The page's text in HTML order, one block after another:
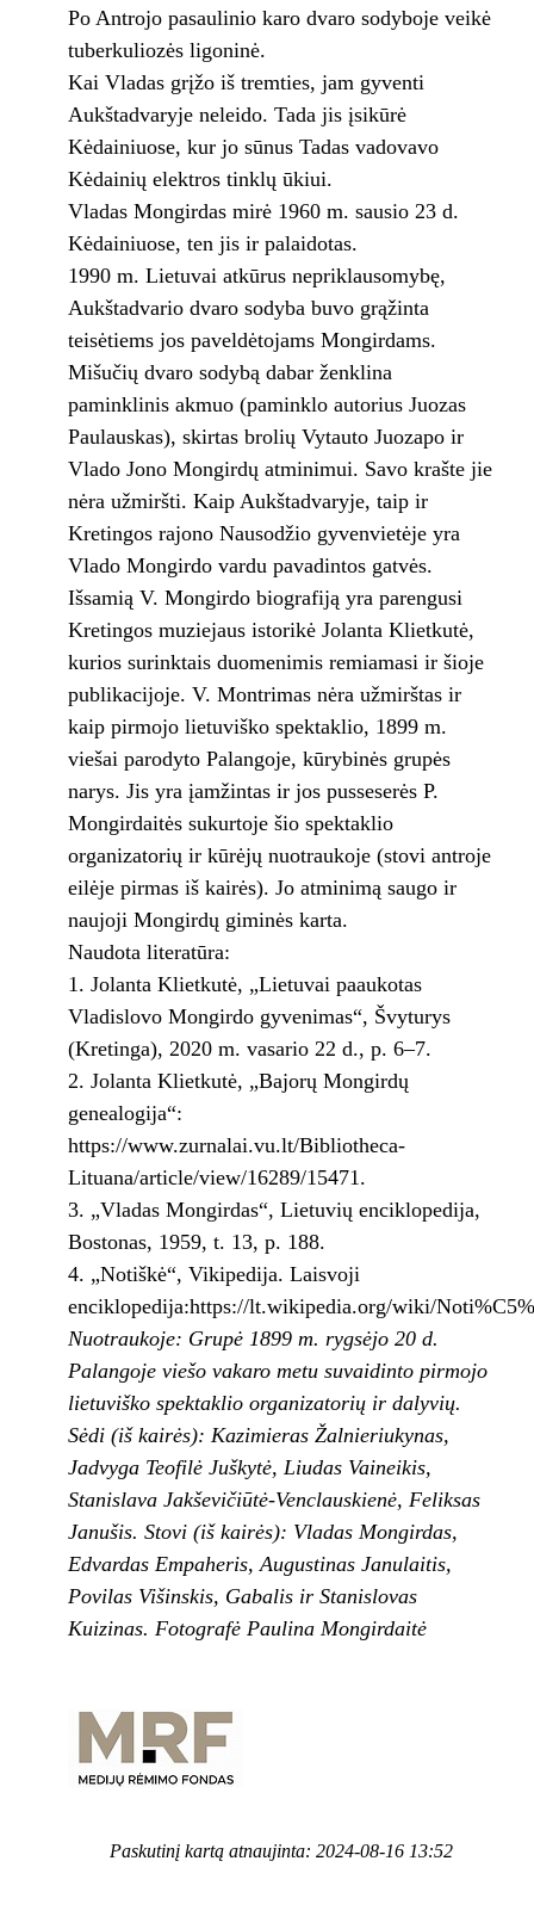
Po Antrojo pasaulinio karo dvaro sodyboje veikė
tuberkuliozės ligoninė.
Kai Vladas grįžo iš tremties, jam gyventi
Aukštadvaryje neleido. Tada jis įsikūrė
Kėdainiuose, kur jo sūnus Tadas vadovavo
Kėdainių elektros tinklų ūkiui.
Vladas Mongirdas mirė 1960 m. sausio 23 d.
Kėdainiuose, ten jis ir palaidotas.
1990 m. Lietuvai atkūrus nepriklausomybę,
Aukštadvario dvaro sodyba buvo grąžinta
teisėtiems jos paveldėtojams Mongirdams.
Mišučių dvaro sodybą dabar ženklina
paminklinis akmuo (paminklo autorius Juozas
Paulauskas), skirtas brolių Vytauto Juozapo ir
Vlado Jono Mongirdų atminimui. Savo krašte jie
nėra užmiršti. Kaip Aukštadvaryje, taip ir
Kretingos rajono Nausodžio gyvenvietėje yra
Vlado Mongirdo vardu pavadintos gatvės.
Išsamią V. Mongirdo biografiją yra parengusi
Kretingos muziejaus istorikė Jolanta Klietkutė,
kurios surinktais duomenimis remiamasi ir šioje
publikacijoje. V. Montrimas nėra užmirštas ir
kaip pirmojo lietuviško spektaklio, 1899 m.
viešai parodyto Palangoje, kūrybinės grupės
narys. Jis yra įamžintas ir jos pusseserės P.
Mongirdaitės sukurtoje šio spektaklio
organizatorių ir kūrėjų nuotraukoje (stovi antroje
eilėje pirmas iš kairės). Jo atminimą saugo ir
naujoji Mongirdų giminės karta.
Naudota literatūra:
1. Jolanta Klietkutė, „Lietuvai paaukotas
Vladislovo Mongirdo gyvenimas“, Švyturys
(Kretinga), 2020 m. vasario 22 d., p. 6–7.
2. Jolanta Klietkutė, „Bajorų Mongirdų
genealogija“:
https://www.zurnalai.vu.lt/Bibliotheca-
Lituana/article/view/16289/15471.
3. „Vladas Mongirdas“, Lietuvių enciklopedija,
Bostonas, 1959, t. 13, p. 188.
4. „Notiškė“, Vikipedija. Laisvoji
enciklopedija:https://lt.wikipedia.org/wiki/
Nuotraukoje: Grupė 1899 m. rygsėjo 20 d.
Palangoje viešo vakaro metu suvaidinto pirmojo
lietuviško spektaklio organizatorių ir dalyvių.
Sėdi (iš kairės): Kazimieras Žalnieriukynas,
Jadvyga Teofilė Juškytė, Liudas Vaineikis,
Stanislava Jakševičiūtė-Venclauskienė, Feliksas
Janušis. Stovi (iš kairės): Vladas Mongirdas,
Edvardas Empaheris, Augustinas Janulaitis,
Povilas Višinskis, Gabalis ir Stanislovas
Kuizinas. Fotografė Paulina Mongirdaitė
Paskutinį kartą atnaujinta: 2024-08-16 13:52